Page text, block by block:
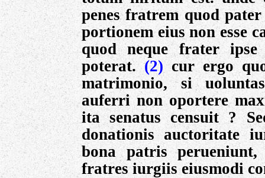
penes fratrem quod
portionem eius non esse
quod neque frater ipse
poterat.(2) cur ergo
matrimonio, si
auferri non oportere
ita senatus censuit ?
donationis auctoritate
bona patris
fratresiurgiis eiusmodi